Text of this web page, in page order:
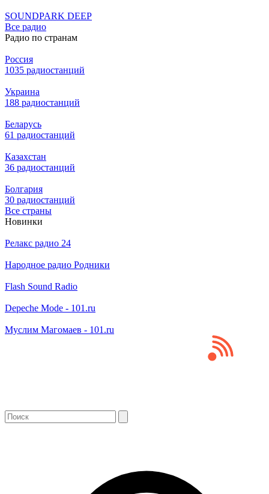
SOUNDPARK DEEP
Все радио
Радио по странам
Россия
1035 радиостанций
Украина
188 радиостанций
Беларусь
61 радиостанций
Казахстан
36 радиостанций
Болгария
30 радиостанций
Все страны
Новинки
Релакс радио 24
Народное радио Родники
Flash Sound Radio
Depeche Mode - 101.ru
Муслим Магомаев - 101.ru